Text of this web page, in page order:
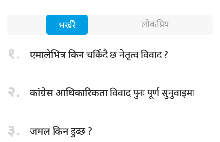
भर्खरै लोकप्रिय
१. एमालेभित्र किनचर्किंदै छ नेतृत्व विवाद ?
२. कांग्रेस आधिकारिकताविवाद पुनः पूर्ण सुनुवाइमा
३. जमल किनडुब्छ ?